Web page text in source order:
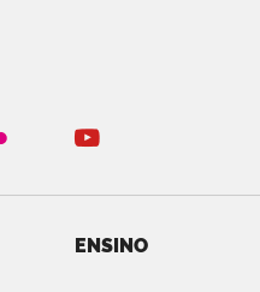
ENSINO